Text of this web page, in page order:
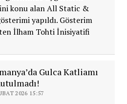
konu alan All Static &
yapıldı. Gösterim
İlham Tohti İnisiyatifi
Gulca Katliamı
2026 15:57